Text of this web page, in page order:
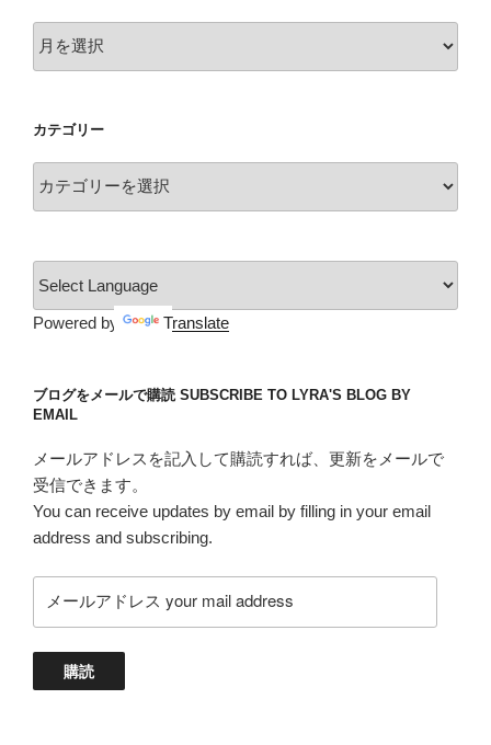
ー
ブ
カテゴリー
テ
ー
Powered by Translate
ブログをメールで購読 SUBSCRIBE TO LYRA'S BLOG BY
EMAIL
メールアドレスを記入して購読すれば、更新をメールで
受信できます。
You can receive updates by email by filling in your email
address and subscribing.
ー
ド
購読